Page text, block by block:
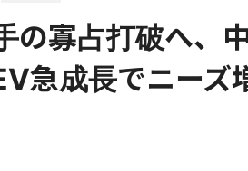
の寡占打破へ、
急成長でニーズ